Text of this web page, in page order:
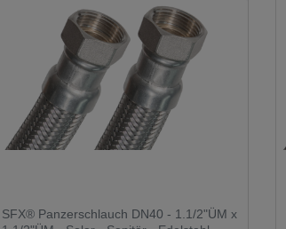
SFX® Panzerschlauch DN40 - 1.1/2"ÜM x